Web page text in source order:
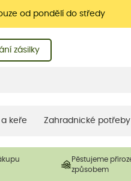
od pondělí do středy
zásilky
keře Zahradnické potřeby
Pěstujeme
způsobem